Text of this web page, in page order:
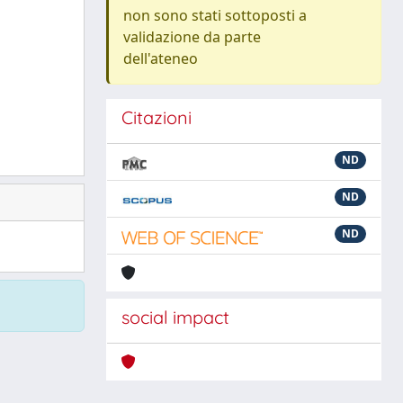
non sono stati sottoposti a
validazione da parte
dell'ateneo
Citazioni
ND
ND
ND
social impact